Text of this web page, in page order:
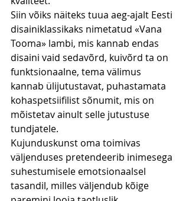
Siin võiks näiteks tuua aeg-ajalt Eesti
disainiklassikaks nimetatud «Vana
Tooma» lambi, mis kannab endas
disaini vaid sedavõrd, kuivõrd ta on
funktsionaalne, tema välimus
kannab ülijutustavat, puhastamata
kohaspetsiifilist sõnumit, mis on
mõistetav ainult selle jutustuse
tundjatele.
Kujunduskunst oma toimivas
väljenduses pretendeerib inimesega
suhestumisele emotsionaalsel
tasandil, milles väljendub kõige